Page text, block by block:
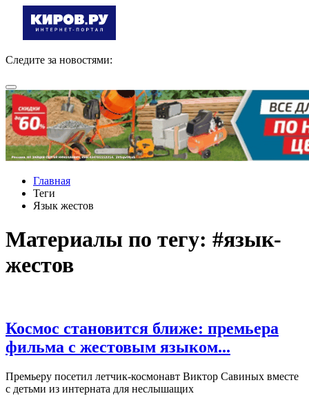
Следите за новостями:
Главная
Теги
Язык жестов
Материалы по тегу: #язык-
жестов
Космос становится ближе: премьера
фильма с жестовым языком...
Премьеру посетил летчик-космонавт Виктор Савиных вместе
с детьми из интерната для неслышащих